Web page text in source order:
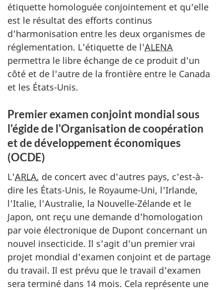
étiquette homologuée conjointement et qu'elle
est le résultat des efforts continus
d'harmonisation entre les deux organismes de
réglementation. L'étiquette de l'ALENA
permettra le libre échange de ce produit d'un
côté et de l'autre de la frontière entre le Canada
et les États-Unis.
Premier examen conjoint mondial sous
l'égide de l'Organisation de coopération
et de développement économiques
(OCDE)
L'ARLA, de concert avec d'autres pays, c'est-à-
dire les États-Unis, le Royaume-Uni, l'Irlande,
l'Italie, l'Australie, la Nouvelle-Zélande et le
Japon, ont reçu une demande d'homologation
par voie électronique de Dupont concernant un
nouvel insecticide. Il s'agit d'un premier vrai
projet mondial d'examen conjoint et de partage
du travail. Il est prévu que le travail d'examen
sera terminé dans 14 mois. Cela représente une